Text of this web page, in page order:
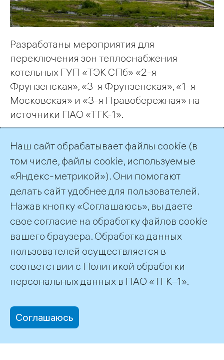
Разработаны мероприятия для
переключения зон теплоснабжения
котельных ГУП «ТЭК СПб» «2-я
Фрунзенская», «3-я Фрунзенская», «1-я
Московская» и «3-я Правобережная» на
источники ПАО «ТГК-1».
Страница 3 из 7.
Назад 1 2 3 4 … 7 Далее
Подписка на публикацииRSS
©2026 ПАО «ТГК–1»
office@tgc1.ru
Наш сайт обрабатывает файлы cookie (в
том числе, файлы cookie, используемые
«Яндекс-метрикой»). Они помогают
делать сайт удобнее для пользователей.
Нажав кнопку «Соглашаюсь», вы даете
свое согласие на обработку файлов cookie
вашего браузера. Обработка данных
пользователей осуществляется в
соответствии с Политикой обработки
персональных данных в ПАО «ТГК–1».
Соглашаюсь